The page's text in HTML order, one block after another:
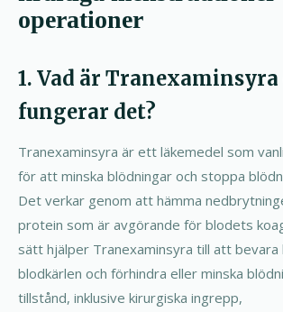
operationer
1. Vad är
fungerar det?
Tranexaminsyra är ett läkemedel som
för att minska blödningar och stoppa
Det verkar genom att hämma
protein som är avgörande för blodets
sätt hjälper Tranexaminsyra till att bevara
blodkärlen och förhindra eller minska
tillstånd, inklusive kirurgiska ingrepp,